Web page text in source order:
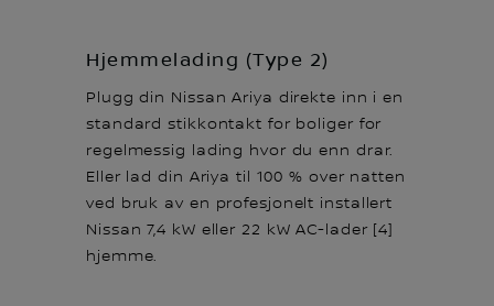
Hjemmelading (Type 2)
Plugg din Nissan Ariya direkte inn i en
standard stikkontakt for boliger for
regelmessig lading hvor du enn drar.
Eller lad din Ariya til 100 % over natten
ved bruk av en profesjonelt installert
Nissan 7,4 kW eller 22 kW AC-lader [4]
hjemme.